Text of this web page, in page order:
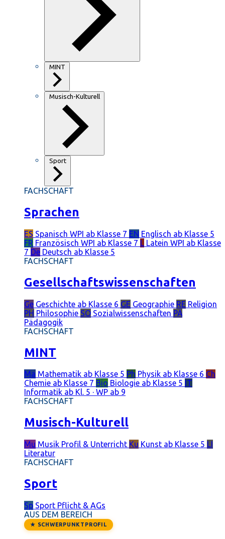
MINT
Musisch-Kulturell
Sport
FACHSCHAFT
Sprachen
ES Spanisch WPI ab Klasse 7 EN Englisch ab Klasse 5
FR Französisch WPI ab Klasse 7 L Latein WPI ab Klasse
7 De Deutsch ab Klasse 5
FACHSCHAFT
Gesellschaftswissenschaften
Ge Geschichte ab Klasse 6 GE Geographie RE Religion
PH Philosophie SO Sozialwissenschaften PÄ
Pädagogik
FACHSCHAFT
MINT
Ma Mathematik ab Klasse 5 Ph Physik ab Klasse 6 Ch
Chemie ab Klasse 7 Bio Biologie ab Klasse 5 IT
Informatik ab Kl. 5 · WP ab 9
FACHSCHAFT
Musisch-Kulturell
Mu Musik Profil & Unterricht Ku Kunst ab Klasse 5 LI
Literatur
FACHSCHAFT
Sport
Sp Sport Pflicht & AGs
AUS DEM BEREICH
★ SCHWERPUNKTPROFIL